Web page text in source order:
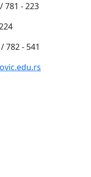
781 - 223
782 - 541